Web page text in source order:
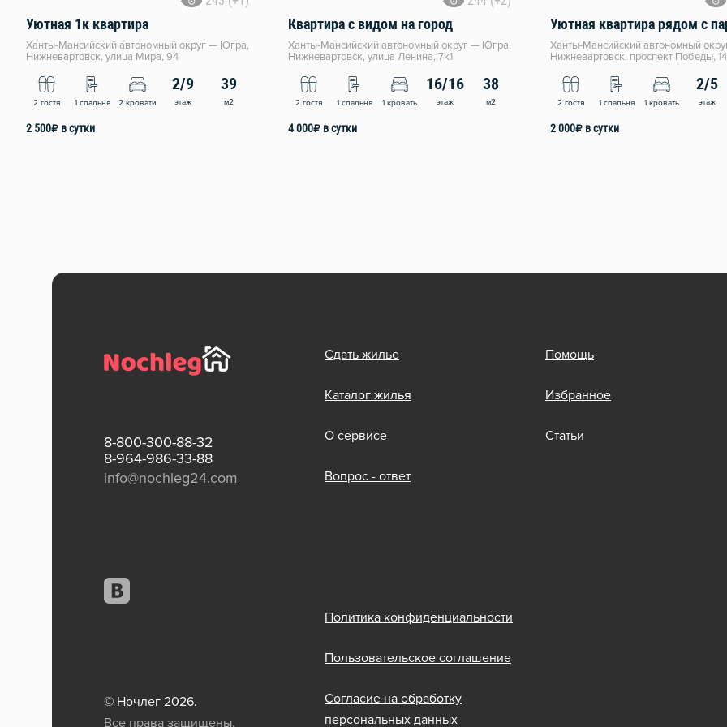
Уютная 1к квартира
Ханты-Мансийский автономный округ — Югра,
Нижневартовск, улица Мира, 94
2 гостя 1 спальня 2 кровати
2/9
этаж
39
м2
2 500₽ в сутки
Квартира с видом на город
Ханты-Мансийский автономный округ — Югра,
Нижневартовск, улица Ленина, 7к1
2 гостя 1 спальня 1 кровать
16/16
этаж
38
м2
4 000₽ в сутки
Ханты-Мансийский автономный
Нижневартовск, проспект Победы,
2 гостя 1 спальня 1 кровать
2/5
этаж
2 000₽ в сутки
8-800-300-88-32
8-964-986-33-88
info@nochleg24.com
Сдать жилье
Каталог жилья
О сервисе
Вопрос - ответ
Помощь
Избранное
Статьи
© Ночлег 2026.
Все права защищены.
Политика конфиденциальности
Пользовательское соглашение
Согласие на обработку
персональных данных